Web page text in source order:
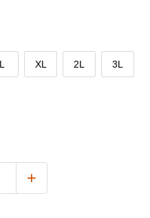
L XL 2L 3L